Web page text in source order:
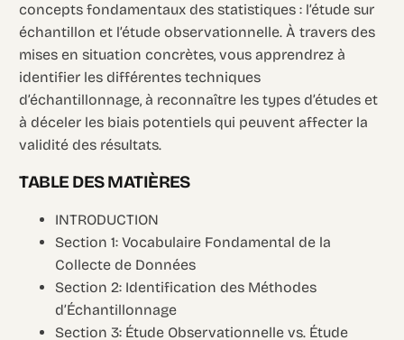
concepts fondamentaux des statistiques : l’étude sur
échantillon et l’étude observationnelle. À travers des
mises en situation concrètes, vous apprendrez à
identifier les différentes techniques
d’échantillonnage, à reconnaître les types d’études et
à déceler les biais potentiels qui peuvent affecter la
validité des résultats.
TABLE DES MATIÈRES
INTRODUCTION
Section 1: Vocabulaire Fondamental de la
Collecte de Données
Section 2: Identification des Méthodes
d’Échantillonnage
Section 3: Étude Observationnelle vs. Étude